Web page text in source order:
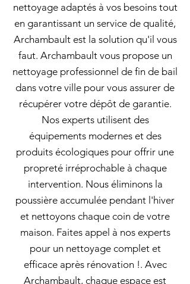
nettoyage adaptés à vos besoins tout
en garantissant un service de qualité,
Archambault est la solution qu'il vous
faut. Archambault vous propose un
nettoyage professionnel de fin de bail
dans votre ville pour vous assurer de
récupérer votre dépôt de garantie.
Nos experts utilisent des
équipements modernes et des
produits écologiques pour offrir une
propreté irréprochable à chaque
intervention. Nous éliminons la
poussière accumulée pendant l'hiver
et nettoyons chaque coin de votre
maison. Faites appel à nos experts
pour un nettoyage complet et
efficace après rénovation !. Avec
Archambault, chaque espace est